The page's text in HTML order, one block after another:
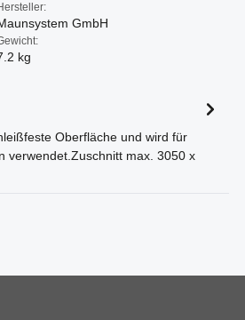
GmbH
kg
Oberfläche und wird für
verwendet.Zuschnitt max. 3050 x